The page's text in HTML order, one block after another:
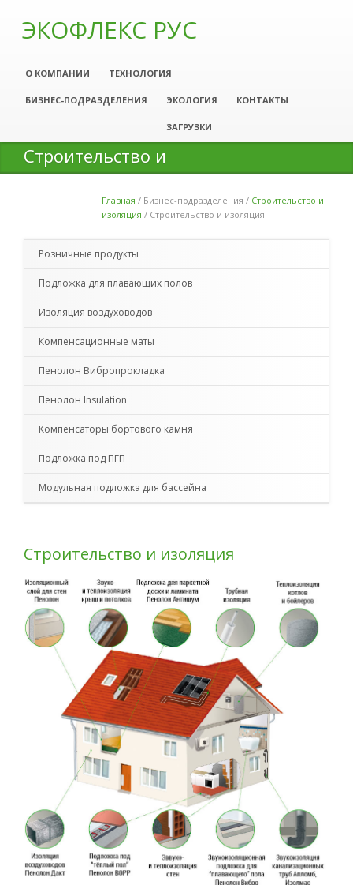
ЭКОФЛЕКС РУС
О КОМПАНИИ ТЕХНОЛОГИЯ
БИЗНЕС-ПОДРАЗДЕЛЕНИЯ ЭКОЛОГИЯ КОНТАКТЫ
ЗАГРУЗКИ
Строительство и
изоляция
Вы здесь
Главная / Бизнес-подразделения / Строительство и
изоляция / Строительство и изоляция
Розничные продукты
Подложка для плавающих полов
Изоляция воздуховодов
Компенсационные маты
Пенолон Вибропрокладка
Пенолон Insulation
Компенсаторы бортового камня
Подложка под ПГП
Модульная подложка для бассейна
Строительство и изоляция